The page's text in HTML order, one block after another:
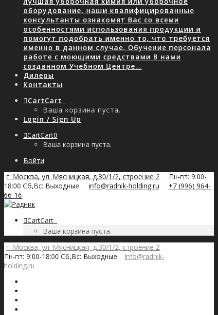
оборудование, наши квалифицированные
консультанты ознакомят Вас со всеми
особенностями использования продукции и
помогут подобрать именно то, что требуется
именно в данном случае. Обучение персонала
работе с моющими средствами В нами
созданном Учебном Центре…
Дилеры
Контакты
CartCart
Ваша корзина пуста.
Login / Sign Up
CartCart0
Ваша корзина пуста.
Войти
г. Москва, ул. Мясницкая, д.30/1/2, строение 2
Пн-пт: 9:00-
18:00 Сб,Вс: Выходные
info@radnik-holding.ru
+7 (996) 964-
66-16
CartCart
Ваша корзина пуста.
г. Москва, ул. Мясницкая, д.30/1/2, строение 2
Пн-пт: 9:00-18:00 Сб,Вс: Выходные
info@radnik-
holding.ru